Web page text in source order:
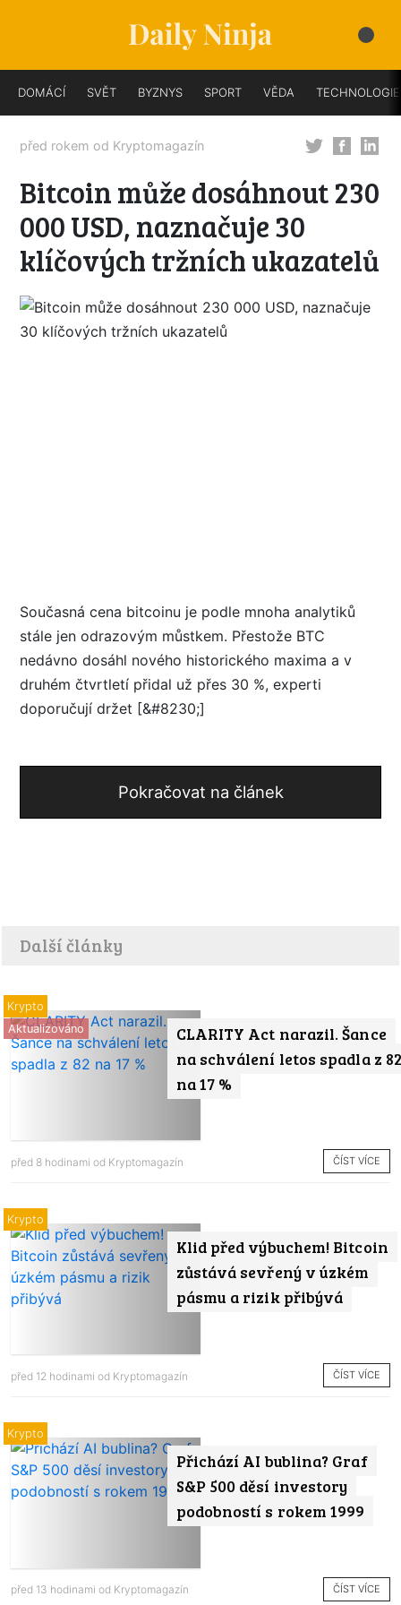
DOMÁCÍ SVĚT BYZNYS SPORT VĚDA TECHNOLOGIE
před rokem od Kryptomagazín
Bitcoin může dosáhnout 230
000 USD, naznačuje 30
klíčových tržních ukazatelů
Současná cena bitcoinu je podle mnoha analytiků
stále jen odrazovým můstkem. Přestože BTC
nedávno dosáhl nového historického maxima a v
druhém čtvrtletí přidal už přes 30 %, experti
doporučují držet [&#8230;]
Pokračovat na článek
Další články
CLARITY Act narazil. Šance
na schválení letos spadla z 82
na 17 %
Aktualizováno
Krypto
před 8 hodinami od Kryptomagazín ČÍST VÍCE
Klid před výbuchem! Bitcoin
zůstává sevřený v úzkém
pásmu a rizik přibývá
Krypto
před 12 hodinami od Kryptomagazín ČÍST VÍCE
Přichází AI bublina? Graf
S&P 500 děsí investory
podobností s rokem 1999
Krypto
před 13 hodinami od Kryptomagazín ČÍST VÍCE